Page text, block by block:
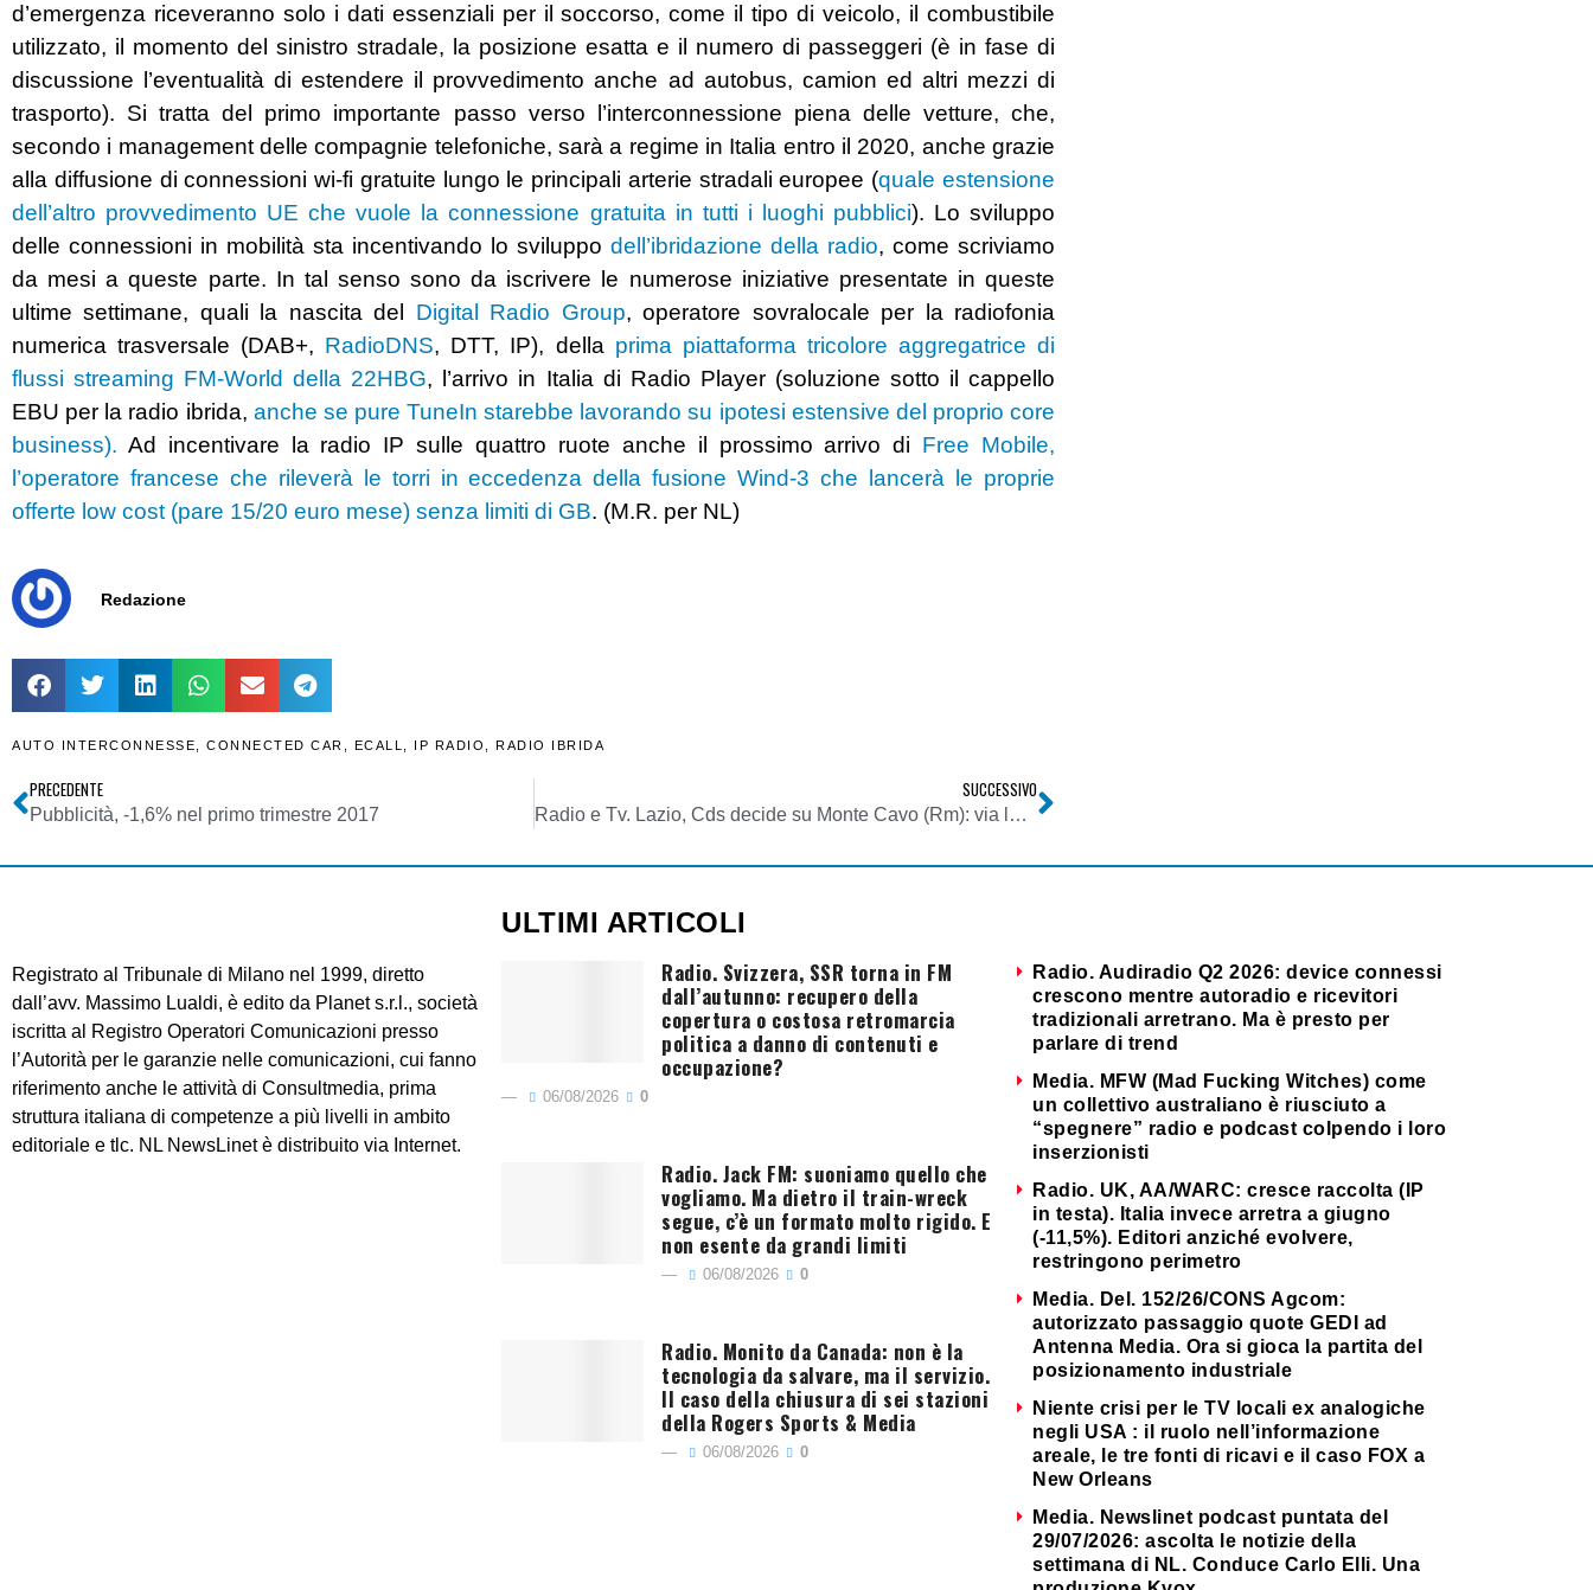
d’emergenza riceveranno solo i dati essenziali per il soccorso, come il tipo di veicolo, il combustibile
utilizzato, il momento del sinistro stradale, la posizione esatta e il numero di passeggeri (è in fase di
discussione l’eventualità di estendere il provvedimento anche ad autobus, camion ed altri mezzi di
trasporto). Si tratta del primo importante passo verso l’interconnessione piena delle vetture, che,
secondo i management delle compagnie telefoniche, sarà a regime in Italia entro il 2020, anche grazie
alla diffusione di connessioni wi-fi gratuite lungo le principali arterie stradali europee (quale estensione
dell’altro provvedimento UE che vuole la connessione gratuita in tutti i luoghi pubblici). Lo sviluppo
delle connessioni in mobilità sta incentivando lo sviluppo dell’ibridazione della radio, come scriviamo
da mesi a queste parte. In tal senso sono da iscrivere le numerose iniziative presentate in queste
ultime settimane, quali la nascita del Digital Radio Group, operatore sovralocale per la radiofonia
numerica trasversale (DAB+, RadioDNS, DTT, IP), della prima piattaforma tricolore aggregatrice di
flussi streaming FM-World della 22HBG, l’arrivo in Italia di Radio Player (soluzione sotto il cappello
EBU per la radio ibrida, anche se pure TuneIn starebbe lavorando su ipotesi estensive del proprio core
business). Ad incentivare la radio IP sulle quattro ruote anche il prossimo arrivo di Free Mobile,
l’operatore francese che rileverà le torri in eccedenza della fusione Wind-3 che lancerà le proprie
offerte low cost (pare 15/20 euro mese) senza limiti di GB. (M.R. per NL)
Redazione
AUTO INTERCONNESSE CONNECTED CAR ECALL IP RADIO RADIO IBRIDA
PRECEDENTE
Pubblicità, -1,6% nel primo trimestre 2017
SUCCESSIVO
Radio e Tv. Lazio, Cds decide su Monte Cavo (Rm): via le antenne. Ricorso respinto
Registrato al Tribunale di Milano nel 1999, diretto
dall’avv. Massimo Lualdi, è edito da Planet s.r.l., società
iscritta al Registro Operatori Comunicazioni presso
l’Autorità per le garanzie nelle comunicazioni, cui fanno
riferimento anche le attività di Consultmedia, prima
struttura italiana di competenze a più livelli in ambito
editoriale e tlc. NL NewsLinet è distribuito via Internet.
ULTIMI ARTICOLI
Radio. Svizzera, SSR torna in FM
dall’autunno: recupero della
copertura o costosa retromarcia
politica a danno di contenuti e
occupazione?
06/08/2026 0
Radio. Jack FM: suoniamo quello che
vogliamo. Ma dietro il train-wreck
segue, c’è un formato molto rigido. E
non esente da grandi limiti
06/08/2026 0
Radio. Monito da Canada: non è la
tecnologia da salvare, ma il servizio.
Il caso della chiusura di sei stazioni
della Rogers Sports & Media
06/08/2026 0
Radio. Audiradio Q2 2026: device connessi
crescono mentre autoradio e ricevitori
tradizionali arretrano. Ma è presto per
parlare di trend
Media. MFW (Mad Fucking Witches) come
un collettivo australiano è riusciuto a
“spegnere” radio e podcast colpendo i loro
inserzionisti
Radio. UK, AA/WARC: cresce raccolta (IP
in testa). Italia invece arretra a giugno
(-11,5%). Editori anziché evolvere,
restringono perimetro
Media. Del. 152/26/CONS Agcom:
autorizzato passaggio quote GEDI ad
Antenna Media. Ora si gioca la partita del
posizionamento industriale
Niente crisi per le TV locali ex analogiche
negli USA : il ruolo nell’informazione
areale, le tre fonti di ricavi e il caso FOX a
New Orleans
Media. Newslinet podcast puntata del
29/07/2026: ascolta le notizie della
settimana di NL. Conduce Carlo Elli. Una